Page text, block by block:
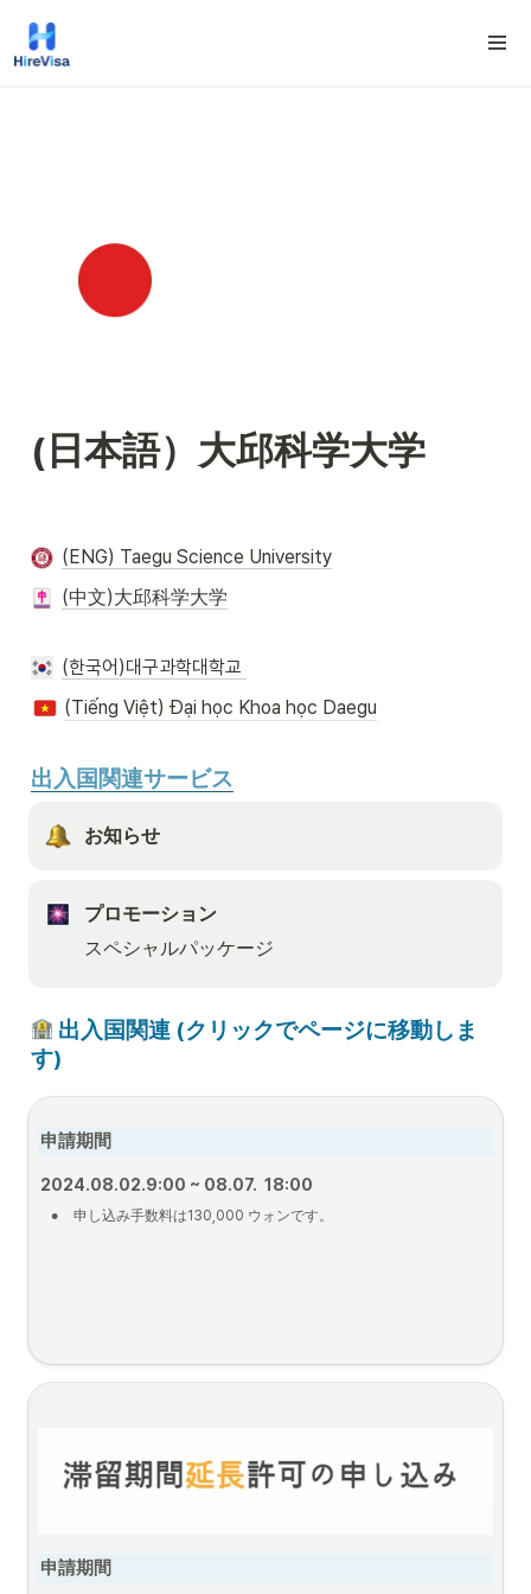
(日本語）大邱科学大学
(ENG) Taegu Science University
(中文)大邱科学大学
(한국어)대구과학대학교
(Tiếng Việt) Đại học Khoa học Daegu
出入国関連サービス
お知らせ
プロモーション
スペシャルパッケージ
出入国関連 (クリックでページに移動しま
す)
申請期間
2024.08.02.9:00 ~ 08.07.  18:00
• 申し込み手数料は130,000 ウォンです。
申請期間